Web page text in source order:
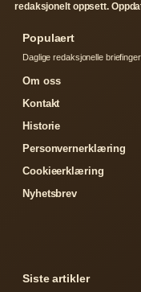
redaksjonelt oppsett.
Populaert
Daglige redaksjonelle
Om oss
Kontakt
Historie
Personvernerklæring
Cookieerklæring
Nyhetsbrev
Siste artikler